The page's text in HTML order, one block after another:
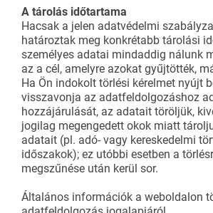
A tárolás időtartama
Hacsak a jelen adatvédelmi
határoztak meg konkrétabb tárolási
személyes adatai mindaddig nálunk
az a cél, amelyre azokat gyűjtötték,
Ha Ön indokolt törlési kérelmet nyújt
visszavonja az adatfeldolgozáshoz
hozzájárulását, az adatait töröljük,
jogilag megengedett okok miatt
adatait (pl. adó- vagy kereskedelmi
időszakok); ez utóbbi esetben a
megszűnése után kerül sor.
Általános információk a weboldalon